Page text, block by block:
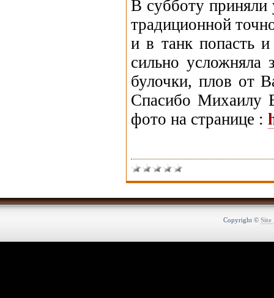
В субботу приняли
традиционной
и в танк попасть
сильно усложняла
булочки, плов от
Спасибо Михаилу
фото на странице :
Copyright © Site